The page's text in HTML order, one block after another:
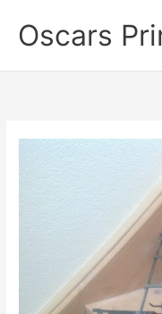
naar
inhoud
Oscars